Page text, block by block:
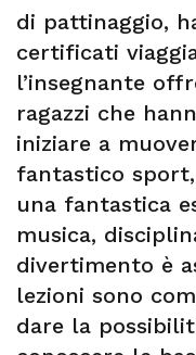
di pattinaggio,
certificati
l’insegnante
ragazzi che
iniziare a
fantastico
una fantastica
musica,
divertimento è
lezioni sono
dare la